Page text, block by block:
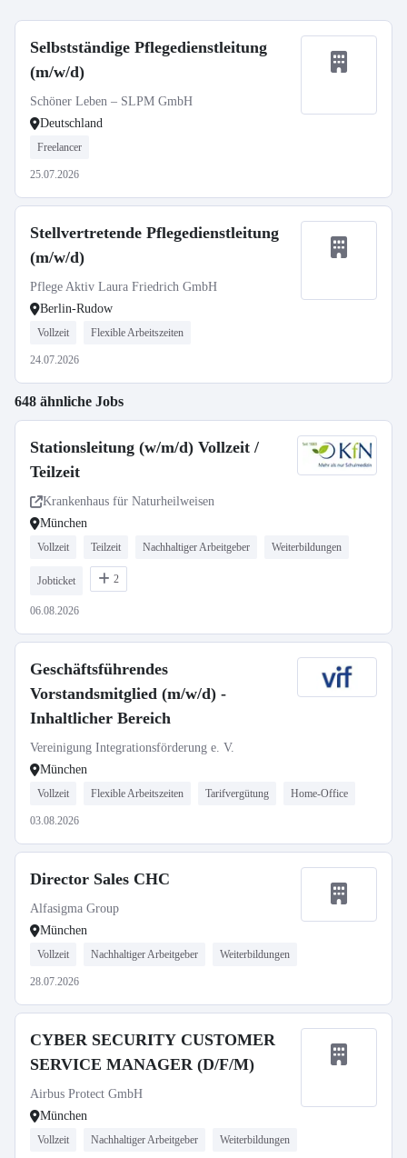
Selbstständige Pflegedienstleitung
(m/w/d)
Schöner Leben – SLPM GmbH
Deutschland
Freelancer
25.07.2026
Stellvertretende Pflegedienstleitung
(m/w/d)
Pflege Aktiv Laura Friedrich GmbH
Berlin-Rudow
Vollzeit Flexible Arbeitszeiten
24.07.2026
648 ähnliche Jobs
Stationsleitung (w/m/d) Vollzeit /
Teilzeit
Krankenhaus für Naturheilweisen
München
Vollzeit Teilzeit Nachhaltiger Arbeitgeber Weiterbildungen
Jobticket 2
06.08.2026
Geschäftsführendes
Vorstandsmitglied (m/w/d) -
Inhaltlicher Bereich
Vereinigung Integrationsförderung e. V.
München
Vollzeit Flexible Arbeitszeiten Tarifvergütung Home-Office
03.08.2026
Director Sales CHC
Alfasigma Group
München
Vollzeit Nachhaltiger Arbeitgeber Weiterbildungen
28.07.2026
CYBER SECURITY CUSTOMER
SERVICE MANAGER (D/F/M)
Airbus Protect GmbH
München
Vollzeit Nachhaltiger Arbeitgeber Weiterbildungen